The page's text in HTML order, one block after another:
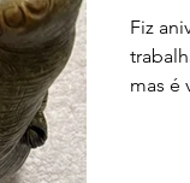
Fiz
mas é